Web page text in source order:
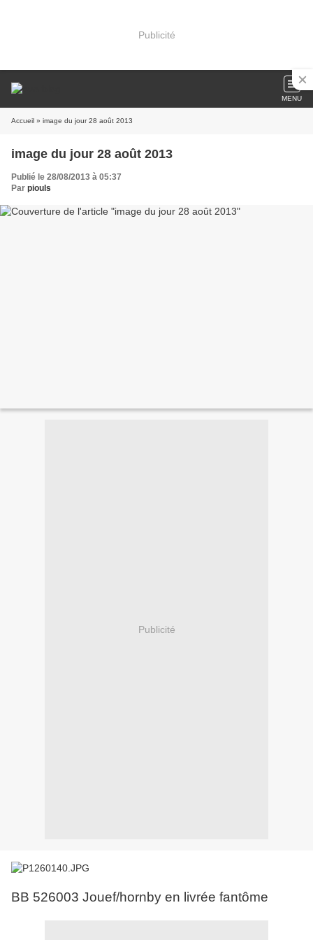
Publicité
MENU
Accueil » image du jour 28 août 2013
image du jour 28 août 2013
Publié le 28/08/2013 à 05:37
Par piouls
Publicité
BB 526003 Jouef/hornby en livrée fantôme